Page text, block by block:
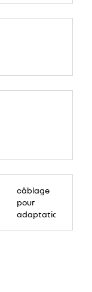
câblage
pour
adaptation